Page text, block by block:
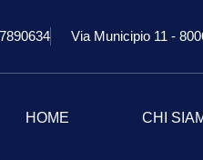
Via Municipio 11 -
HOME CHI